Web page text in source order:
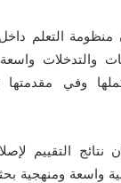
منظومة التعلم
والتدخلات
وفي مقدمتها
نتائج التقييم
واسعة ومنهجية